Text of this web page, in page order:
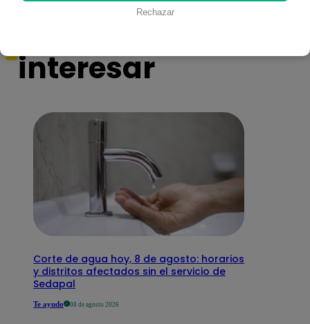
También te puede
interesar
Corte de agua hoy, 8 de agosto: horarios
y distritos afectados sin el servicio de
Sedapal
Te ayudo 08 de agosto 2026
Rechazar